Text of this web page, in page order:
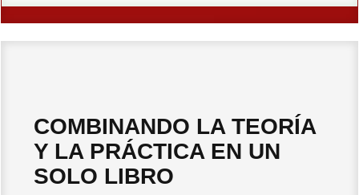
COMBINANDO LA TEORÍA
Y LA PRÁCTICA EN UN
SOLO LIBRO